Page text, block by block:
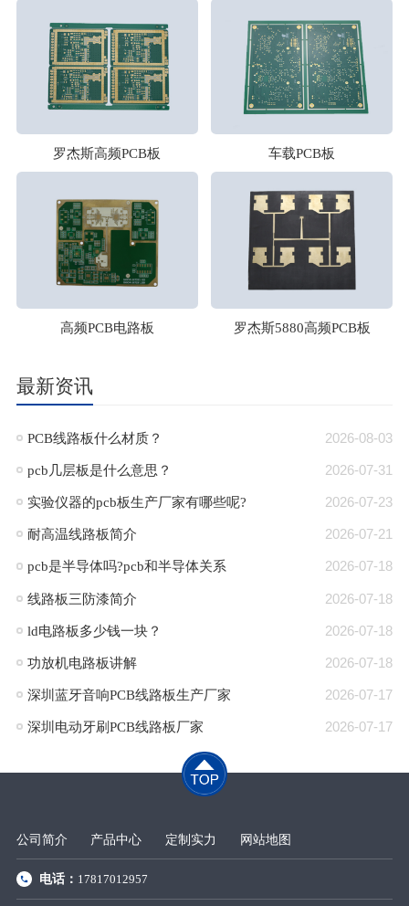
罗杰斯高频PCB板 车载PCB板
高频PCB电路板 罗杰斯5880高频PCB板
最新资讯
2026-08-03
PCB线路板什么材质？
2026-07-31
pcb几层板是什么意思？
2026-07-23
​实验仪器的pcb板生产厂家有哪些呢?
2026-07-21
耐高温线路板简介
2026-07-18
pcb是半导体吗?pcb和半导体关系
2026-07-18
线路板三防漆简介
2026-07-18
ld电路板多少钱一块？
2026-07-18
功放机电路板讲解
2026-07-17
深圳蓝牙音响PCB线路板生产厂家
2026-07-17
深圳电动牙刷PCB线路板厂家
公司简介 产品中心 定制实力 网站地图
电话： 17817012957